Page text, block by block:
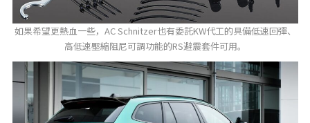
如果希望更熱血一些，AC Schnitzer也有委託KW代工的具備低速回彈、
高低速壓縮阻尼可調功能的RS避震套件可用。